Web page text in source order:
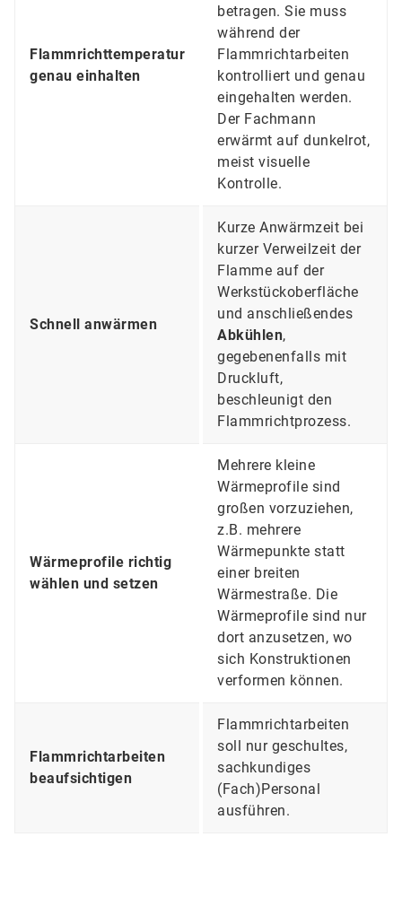
Flammrichttemperatur
genau einhalten
betragen. Sie muss
während der
Flammrichtarbeiten
kontrolliert und genau
eingehalten werden.
Der Fachmann
erwärmt auf dunkelrot,
meist visuelle
Kontrolle.
Schnell anwärmen
Kurze Anwärmzeit bei
kurzer Verweilzeit der
Flamme auf der
Werkstückoberfläche
und anschließendes
Abkühlen,
gegebenenfalls mit
Druckluft,
beschleunigt den
Flammrichtprozess.
Wärmeprofile richtig
wählen und setzen
Mehrere kleine
Wärmeprofile sind
großen vorzuziehen,
z.B. mehrere
Wärmepunkte statt
einer breiten
Wärmestraße. Die
Wärmeprofile sind nur
dort anzusetzen, wo
sich Konstruktionen
verformen können.
Flammrichtarbeiten
beaufsichtigen
Flammrichtarbeiten
soll nur geschultes,
sachkundiges
(Fach)Personal
ausführen.